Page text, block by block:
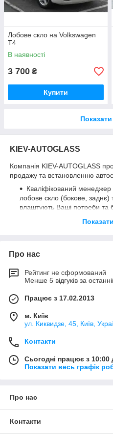
Лобове скло на Volkswagen
T4
В наявності
3 700 ₴
Купити
KIEV-AUTOGLASS
Компанія KIEV-AUTOGLASS
продажу та встановленню
Кваліфікований
лобове скло (бокове, заднє)
влаштують Ваші потреби та
Ми маємо великий
часу
преміум матеріали марки
найнадійнішу експлуатацію
автомобіля
Для того, щоб дізнатися
заміну зателефонуйте нам або
Про нас
Рейтинг не сформований
Менше 5 відгуків за
Працює з 17.02.2013
м. Київ
ул. Киквидзе, 45, Київ,
Контакти
Сьогодні працює з 10:00
Показати весь графік
Про нас
Контакти